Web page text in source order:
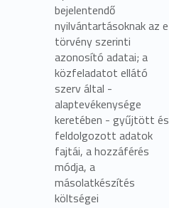
bejelentendő
nyilvántartásoknak az e
törvény szerinti
azonosító adatai; a
közfeladatot ellátó
szerv által -
alaptevékenysége
keretében - gyűjtött és
feldolgozott adatok
fajtái, a hozzáférés
módja, a
másolatkészítés
költségei